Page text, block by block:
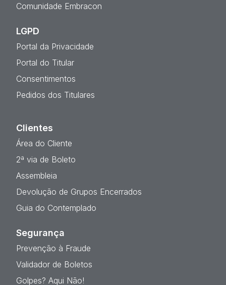
Comunidade Embracon
LGPD
Portal da Privacidade
Portal do Titular
Consentimentos
Pedidos dos Titulares
Clientes
Área do Cliente
2ª via de Boleto
Assembleia
Devolução de Grupos Encerrados
Guia do Contemplado
Segurança
Prevenção à Fraude
Validador de Boletos
Golpes? Aqui Não!